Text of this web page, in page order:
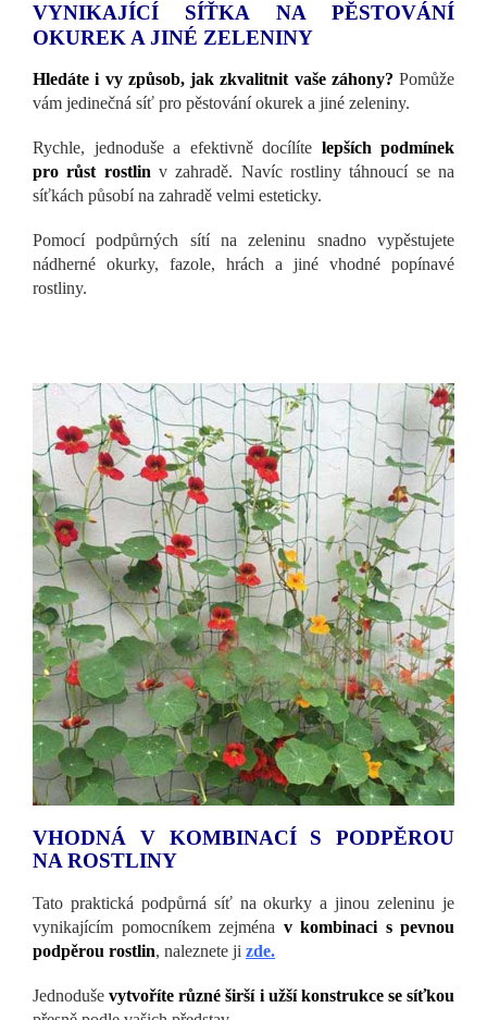
VYNIKAJÍCÍ SÍŤKA NA PĚSTOVÁNÍ
OKUREK A JINÉ ZELENINY
Hledáte i vy způsob, jak zkvalitnit vaše záhony? Pomůže
vám jedinečná síť pro pěstování okurek a jiné zeleniny.
Rychle, jednoduše a efektivně docílíte lepších podmínek
pro růst rostlin v zahradě. Navíc rostliny táhnoucí se na
síťkách působí na zahradě velmi esteticky.
Pomocí podpůrných sítí na zeleninu snadno vypěstujete
nádherné okurky, fazole, hrách a jiné vhodné popínavé
rostliny.
VHODNÁ V KOMBINACÍ S PODPĚROU
NA ROSTLINY
Tato praktická podpůrná síť na okurky a jinou zeleninu je
vynikajícím pomocníkem zejména v kombinaci s pevnou
podpěrou rostlin, naleznete ji zde.
Jednoduševytvoříte různé širší i užší konstrukce se síťkou